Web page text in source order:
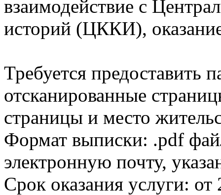
взаимодействие с
историй (ЦККИ),
Требуется предоставить
отсканированные
страницы и место
Формат выписки: .pdf
электронную почту,
Срок оказания услуги: от